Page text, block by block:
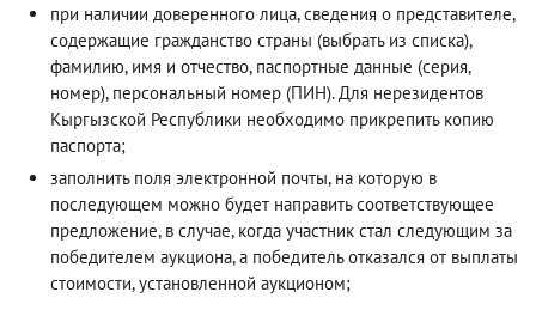
при наличии доверенного лица, сведения о представителе,
содержащие гражданство страны (выбрать из списка),
фамилию, имя и отчество, паспортные данные (серия,
номер), персональный номер (ПИН). Для нерезидентов
Кыргызской Республики необходимо прикрепить копию
паспорта;
заполнить поля электронной почты, на которую в
последующем можно будет направить соответствующее
предложение, в случае, когда участник стал следующим за
победителем аукциона, а победитель отказался от выплаты
стоимости, установленной аукционом;